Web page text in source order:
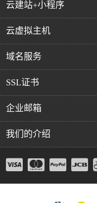
云建站+小程序
云虚拟主机
域名服务
SSL证书
企业邮箱
我们的介绍